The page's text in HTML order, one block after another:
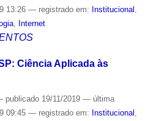
13:26 — registrado em: Institucional ,
, Internet
Ciência Aplicada às
publicado19/11/2019 — última
09:45 — registrado em: Institucional